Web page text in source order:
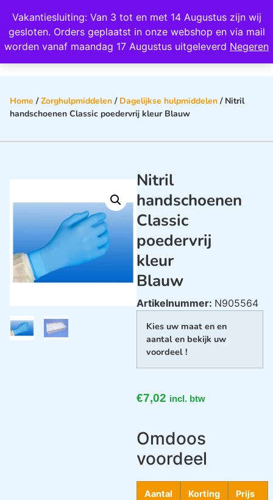
Vakantiesluiting: Van 3 tot en met 14 Augustus zijn wij
gesloten. Orders geplaatst in onze webshop en via mail
worden vanaf maandag 17 Augustus uitgeleverd Negeren
Wij scoren een 4,8 op Google
Home /Zorghulpmiddelen / Dagelijkse hulpmiddelen / Nitril
handschoenen Classic poedervrij kleur Blauw
Nitril
handschoenen
Classic
poedervrij
kleur
Blauw
Artikelnummer: N905564
Kies uw maat en en
aantal en bekijk uw
voordeel !
€7,02 incl. btw
Omdoos
voordeel
Aantal
Korting
Prijs